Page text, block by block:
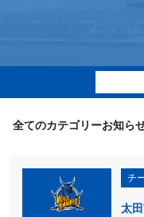
全てのカテゴリーお知ら
チ
太